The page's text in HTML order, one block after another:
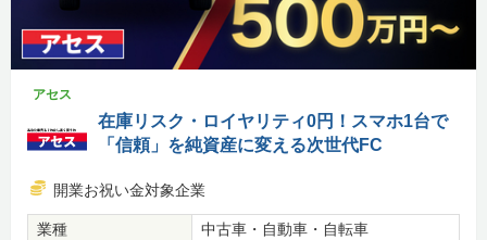
アセス
在庫リスク・ロイヤリティ0円！スマホ1台で
「信頼」を純資産に変える次世代FC
開業お祝い金対象企業
業種
中古車・自動車・自転車